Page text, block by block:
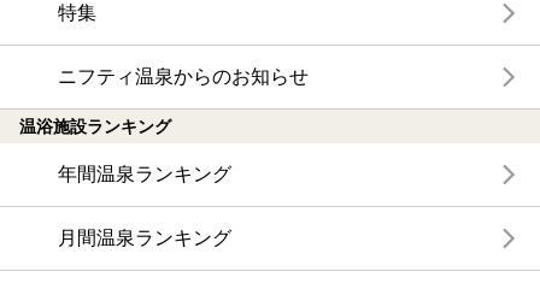
特集
ニフティ温泉からのお知らせ
温浴施設ランキング
年間温泉ランキング
月間温泉ランキング